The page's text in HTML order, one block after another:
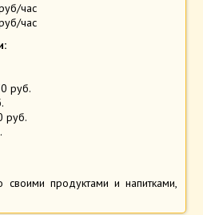
час
час
руб.
руб.
продуктами и напитками,